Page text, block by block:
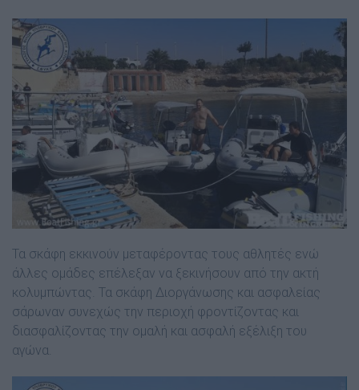
Τα σκάφη εκκινούν μεταφέροντας τους αθλητές ενώ
άλλες ομάδες επέλεξαν να ξεκινήσουν από την ακτή
κολυμπώντας. Τα σκάφη Διοργάνωσης και ασφαλείας
σάρωναν συνεχώς την περιοχή φροντίζοντας και
διασφαλίζοντας την ομαλή και ασφαλή εξέλιξη του
αγώνα.